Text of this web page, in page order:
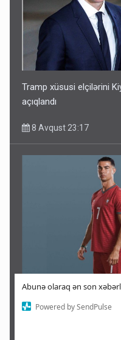
Abunə olaraq ən son
Powered by SendPulse
Tramp xüsusi elçilərini
açıqlandı
8 Avqust 23:17
Messini partlatmaq,
açıqladı